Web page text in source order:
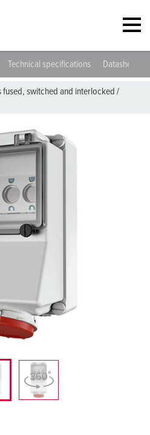
Technical specifications Datasheets
switched and interlocked /